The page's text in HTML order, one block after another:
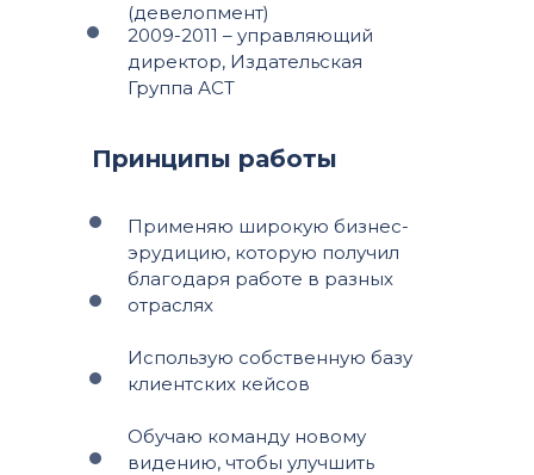
Принципы работы
Применяю широкую бизнес-
эрудицию, которую получил
благодаря работе в разных
отраслях
Использую собственную базу
клиентских кейсов
Обучаю команду новому
видению, чтобы улучшить
2009-2011 – управляющий
директор, Издательская
Группа АСТ
(девелопмент)